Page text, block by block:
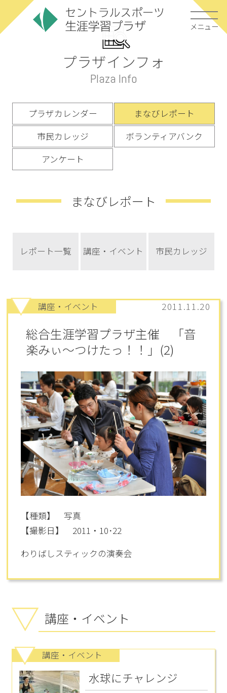
メニュー
プラザインフォ
Plaza Info
まなびレポート
プラザカレンダー
まなびレポート
市民カレッジ
ボランティアバンク
アンケート
レポート一覧 講座・イベント 市民カレッジ
講座・イベント 2011.11.20
総合生涯学習プラザ主催 「音
楽みぃ～つけたっ！！」(2)
【種類】 写真
【撮影日】 2011・10･22
わりばしスティックの演奏会
講座・イベント
講座・イベント
水球にチャレンジ